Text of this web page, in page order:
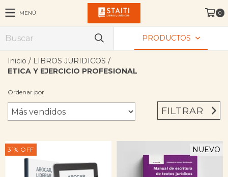
MENÚ 0
PRODUCTOS
Inicio / LIBROS JURIDICOS /
ETICA Y EJERCICIO PROFESIONAL
Ordenar por
FILTRAR
31% OFF NUEVO